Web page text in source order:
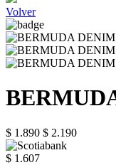
Volver
$ 1.890 $ 2.190
$ 1.607